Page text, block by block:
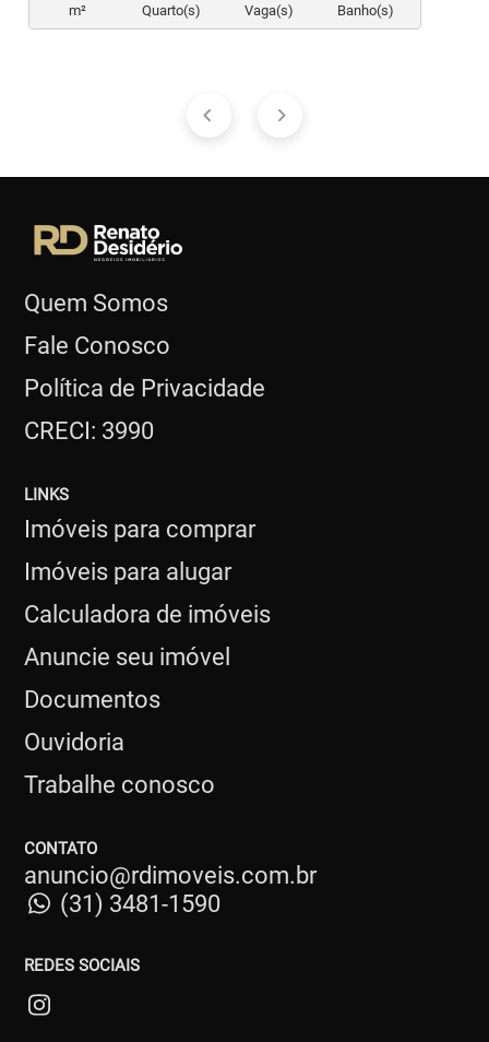
m²
Quarto(s)
Vaga(s)
Banho(s)
Quem Somos
Fale Conosco
Política de Privacidade
CRECI: 3990
LINKS
Imóveis para comprar
Imóveis para alugar
Calculadora de imóveis
Anuncie seu imóvel
Documentos
Ouvidoria
Trabalhe conosco
CONTATO
anuncio@rdimoveis.com.br
(31) 3481-1590
REDES SOCIAIS